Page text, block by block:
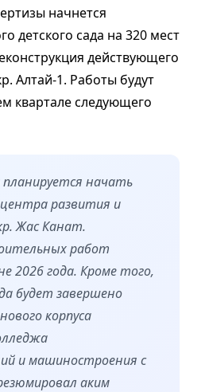
начнется
детского сада на 320 мест
действующего
Алтай-1. Работы будут
квартале следующего
планируется начать
развития и
Жас Канат.
работ
2026 года. Кроме того,
будет завершено
корпуса
и машиностроения с
аким